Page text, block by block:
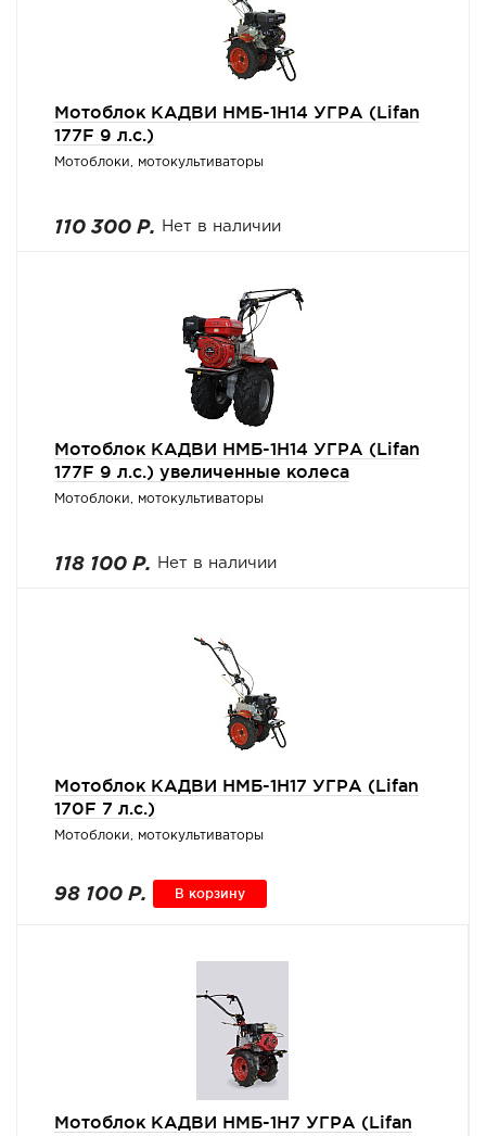
Мотоблок КАДВИ НМБ-1Н14 УГРА (Lifan
177F 9 л.с.)
Мотоблоки, мотокультиваторы
110 300 Р. Нет в наличии
Мотоблок КАДВИ НМБ-1Н14 УГРА (Lifan
177F 9 л.с.) увеличенные колеса
Мотоблоки, мотокультиваторы
118 100 Р. Нет в наличии
Мотоблок КАДВИ НМБ-1Н17 УГРА (Lifan
170F 7 л.с.)
Мотоблоки, мотокультиваторы
98 100 Р. В корзину
Мотоблок КАДВИ НМБ-1Н7 УГРА (Lifan